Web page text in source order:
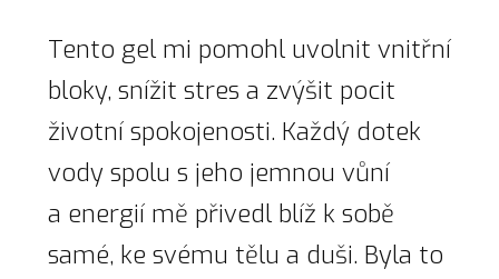
Tento gel mi pomohl uvolnit vnitřní
bloky, snížit stres a zvýšit pocit
životní spokojenosti. Každý dotek
vody spolu s jeho jemnou vůní
a energií mě přivedl blíž k sobě
samé, ke svému tělu a duši. Byla to